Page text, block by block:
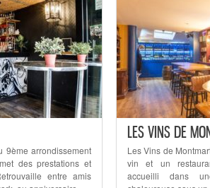
9ème arrondissement
des prestations et
entre amis
LES VINS DE
Les Vins de
vin et un
accueilli dans